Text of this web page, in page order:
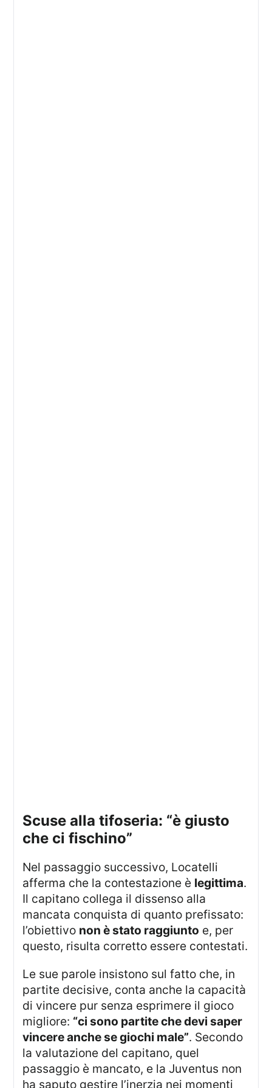
scuse alla tifoseria: “è giusto
che ci fischino”
Nel passaggio successivo, Locatelli
afferma che la contestazione è legittima.
Il capitano collega il dissenso alla
mancata conquista di quanto prefissato:
l’obiettivo non è stato raggiunto e, per
questo, risulta corretto essere contestati.
Le sue parole insistono sul fatto che, in
partite decisive, conta anche la capacità
di vincere pur senza esprimere il gioco
migliore: “ci sono partite che devi saper
vincere anche se giochi male”. Secondo
la valutazione del capitano, quel
passaggio è mancato, e la Juventus non
ha saputo gestire l’inerzia nei momenti